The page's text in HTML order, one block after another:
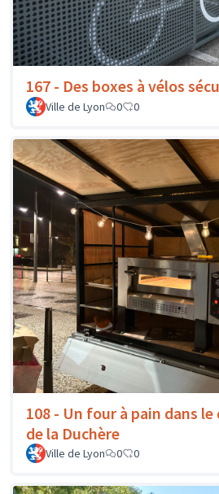
167 - Des boxes à vélos
Ville de Lyon
0 0
108 - Un four à pain dans
de la Duchère
Ville de Lyon 0 0